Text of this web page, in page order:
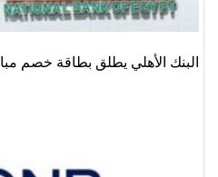
البنك الأهلي يطلق بطاقة خصم